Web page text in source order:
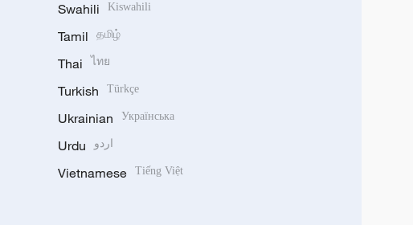
Swahili Kiswahili
Tamil தமிழ்
Thai ไทย
Turkish Türkçe
Ukrainian Українська
Urdu اردو
Vietnamese Tiếng Việt